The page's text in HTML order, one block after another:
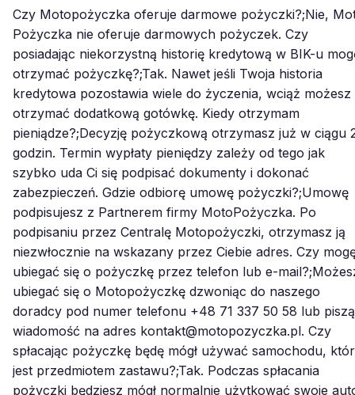
Czy Motopożyczka oferuje darmowe pożyczki?;Nie,
Pożyczka nie oferuje darmowych pożyczek. Czy
posiadając niekorzystną historię kredytową w BIK-u
otrzymać pożyczkę?;Tak. Nawet jeśli Twoja historia
kredytowa pozostawia wiele do życzenia, wciąż możesz
otrzymać dodatkową gotówkę. Kiedy otrzymam
pieniądze?;Decyzję pożyczkową otrzymasz już w ciągu
godzin. Termin wypłaty pieniędzy zależy od tego jak
szybko uda Ci się podpisać dokumenty i dokonać
zabezpieczeń. Gdzie odbiorę umowę pożyczki?;Umowę
podpisujesz z Partnerem firmy MotoPożyczka. Po
podpisaniu przez Centralę Motopożyczki, otrzymasz ją
niezwłocznie na wskazany przez Ciebie adres. Czy
ubiegać się o pożyczkę przez telefon lub e-
ubiegać się o Motopożyczkę dzwoniąc do naszego
doradcy pod numer telefonu +48 71 337 50 58 lub
wiadomość na adres kontakt@motopozyczka.pl. Czy
spłacając pożyczkę będę mógł używać samochodu,
jest przedmiotem zastawu?;Tak. Podczas spłacania
pożyczki będziesz mógł normalnie użytkować swoje